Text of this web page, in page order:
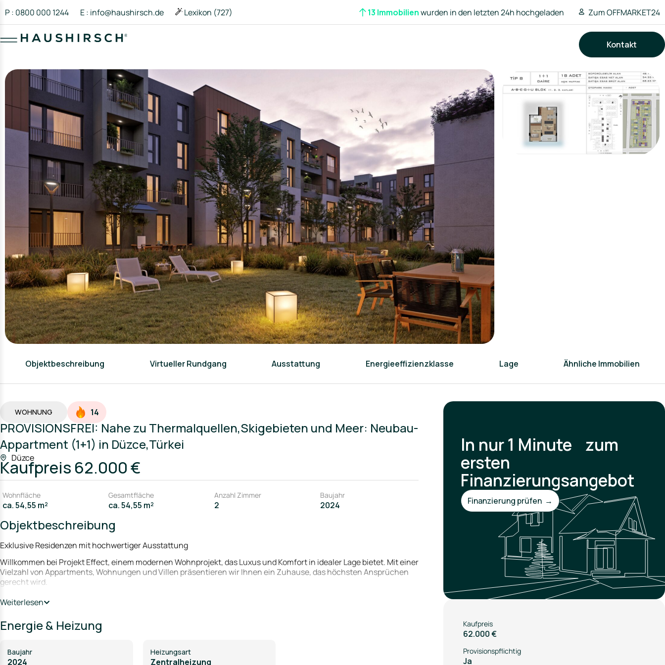
P : 0800 000 1244 E : info@haushirsch.de Lexikon (727) 13 Immobilienwurden in den letzten 24h hochgeladen Zum OFFMARKET24
Kontakt
Objektbeschreibung Virtueller Rundgang Ausstattung Energieeffizienzklasse Lage Ähnliche Immobilien
WOHNUNG 14
PROVISIONSFREI: Nahe zu Thermalquellen,Skigebieten und Meer: Neubau-
Appartment (1+1) in Düzce,Türkei
Düzce
Kaufpreis 62.000 €
Wohnfläche
ca. 54,55 m²
Gesamtfläche
ca. 54,55 m²
Anzahl Zimmer
2
Baujahr
2024
Objektbeschreibung
Exklusive Residenzen mit hochwertiger Ausstattung
Willkommen bei Projekt Effect, einem modernen Wohnprojekt, das Luxus und Komfort in idealer Lage bietet. Mit einer
Vielzahl von Appartments, Wohnungen und Villen präsentieren wir Ihnen ein Zuhause, das höchsten Ansprüchen
gerecht wird.
Grundstück und Lage:
Projekt Effect erstreckt sich über ein großzügiges Grundstück von 25.800 m² und bietet eine erstklassige
Wohnatmosphäre in einer begehrten Lage. Die ideale Anbindung an wichtige Einrichtungen und Attraktionen
gewährleistet eine hohe Lebensqualität:
•Nur 4,7 km zum nächsten Krankenhaus
Weiterlesen
Energie & Heizung
Baujahr
2024
Heizungsart
Zentralheizung
In nur 1 Minute zum
ersten
Finanzierungsangebot
Finanzierung prüfen →
Kaufpreis
62.000 €
Provisionspflichtig
Ja